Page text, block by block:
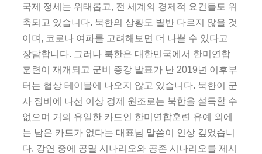
국제 정세는 위태롭고, 전 세계의 경제적 요건들도 위
축되고 있습니다. 북한의 상황도 별반 다르지 않을 것
이며, 코로나 여파를 고려해보면 더 나쁠 수 있다고
장담합니다. 그러나 북한은 대한민국에서 한미연합
훈련이 재개되고 군비 증강 발표가 난 2019년 이후부
터는 협상 테이블에 나오지 않고 있습니다. 북한이 군
사 정비에 나선 이상 경제 원조로는 북한을 설득할 수
없으며 거의 유일한 카드인 한미연합훈련 유예 외에
는 남은 카드가 없다는 대표님 말씀이 인상 깊었습니
다. 강연 중에 공멸 시나리오와 공존 시나리오를 제시